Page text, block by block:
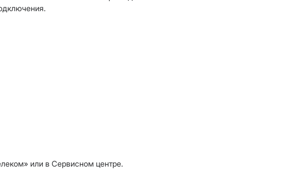
или в Сервисном центре.